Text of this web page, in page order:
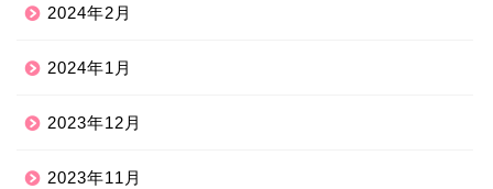
2024年2月
2024年1月
2023年12月
2023年11月